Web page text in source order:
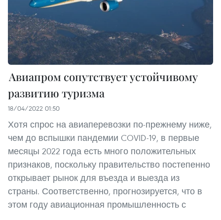
Авиапром сопутствует устойчивому
развитию туризма
18/04/2022 01:50
Хотя спрос на авиаперевозки по-прежнему ниже,
чем до вспышки пандемии COVID-19, в первые
месяцы 2022 года есть много положительных
признаков, поскольку правительство постепенно
открывает рынок для въезда и выезда из
страны. Соответственно, прогнозируется, что в
этом году авиационная промышленность с